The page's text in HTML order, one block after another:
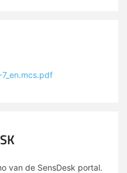
van de SensDesk portal.